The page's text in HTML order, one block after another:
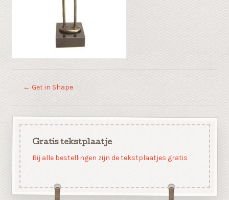
← Get in Shape
Gratis tekstplaatje
Bij alle bestellingen zijn de tekstplaatjes gratis